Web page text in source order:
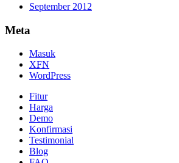
September 2012
Meta
Masuk
XFN
WordPress
Fitur
Harga
Demo
Konfirmasi
Testimonial
Blog